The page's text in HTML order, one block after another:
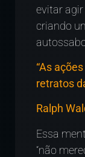
evitar agir
criando
“As
retratos
Ralph
Essa
“não